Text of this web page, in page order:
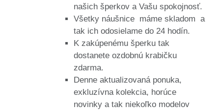
našich šperkov a Vašu spokojnosť.
Všetky náušnice máme skladom a
tak ich odosielame do 24 hodín.
K zakúpenému šperku tak
dostanete ozdobnú krabičku
zdarma.
Denne aktualizovaná ponuka,
exkluzívna kolekcia, horúce
novinky a tak niekoľko modelov